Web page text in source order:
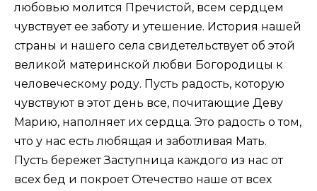
любовью молится Пречистой, всем сердцем
чувствует ее заботу и утешение. История нашей
страны и нашего села свидетельствует об этой
великой материнской любви Богородицы к
человеческому роду. Пусть радость, которую
чувствуют в этот день все, почитающие Деву
Марию, наполняет их сердца. Это радость о том,
что у нас есть любящая и заботливая Мать.
Пусть бережет Заступница каждого из нас от
всех бед и покроет Отечество наше от всех